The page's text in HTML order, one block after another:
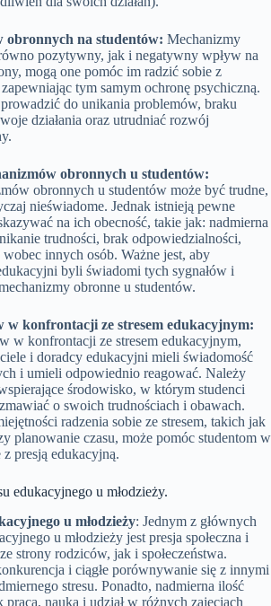
obronnych na studentów: Mechanizmy
pozytywny, jak i negatywny wpływ na
mogą one pomóc im radzić sobie z
tym samym ochronę psychiczną.
do unikania problemów, braku
działania oraz utrudniać rozwój
obronnych u studentów:
obronnych u studentów może być trudne,
nieświadome. Jednak istnieją pewne
na ich obecność, takie jak: nadmierna
trudności, brak odpowiedzialności,
innych osób. Ważne jest, aby
byli świadomi tych sygnałów i
obronne u studentów.
w konfrontacji ze stresem edukacyjnym:
w konfrontacji ze stresem edukacyjnym,
i doradcy edukacyjni mieli świadomość
i umieli odpowiednio reagować. Należy
środowisko, w którym studenci
o swoich trudnościach i obawach.
radzenia sobie ze stresem, takich jak
planowanie czasu, może pomóc studentom w
presją edukacyjną.
edukacyjnego u młodzieży.
u młodzieży: Jednym z głównych
u młodzieży jest presja społeczna i
strony rodziców, jak i społeczeństwa.
i ciągłe porównywanie się z innymi
stresu. Ponadto, nadmierna ilość
nauka i udział w różnych zajęciach